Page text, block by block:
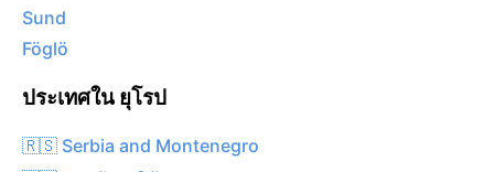
Sund
Föglö
ประเทศใน ยุโรป
🇷🇸 Serbia and Montenegro